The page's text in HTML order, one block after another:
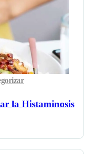
la Histaminosis